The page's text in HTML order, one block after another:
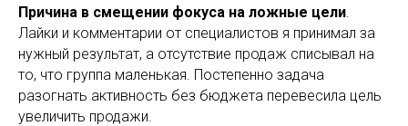
Причина в смещении фокуса на ложные цели.
Лайки и комментарии от специалистов я принимал за
нужный результат, а отсутствие продаж списывал на
то, что группа маленькая. Постепенно задача
разогнать активность без бюджета перевесила цель
увеличить продажи.